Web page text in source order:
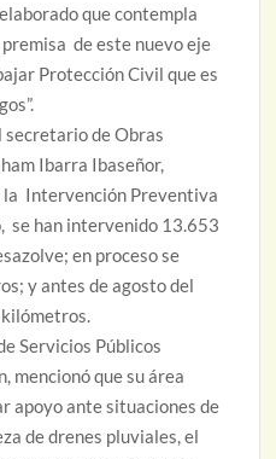
que contempla
de este nuevo eje
Protección Civil que es
de Obras
Ibarra Ibaseñor,
la Intervención Preventiva
se han intervenido 13.653
en proceso se
y antes de agosto del
Servicios Públicos
mencionó que su área
apoyo ante situaciones de
de drenes pluviales, el